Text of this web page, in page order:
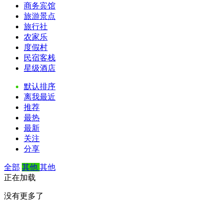
商务宾馆
旅游景点
旅行社
农家乐
度假村
民宿客栈
星级酒店
默认排序
离我最近
推荐
最热
最新
关注
分享
全部 其他 其他
正在加载
没有更多了